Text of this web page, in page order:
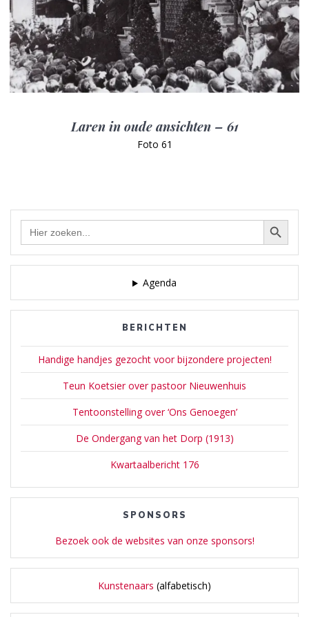
Laren in oude ansichten – 61
Foto 61
Zoek Zoekknop
Agenda
BERICHTEN
Handige handjes gezocht voor bijzondere projecten!
Teun Koetsier over pastoor Nieuwenhuis
Tentoonstelling over ‘Ons Genoegen’
De Ondergang van het Dorp (1913)
Kwartaalbericht 176
SPONSORS
Bezoek ook de websites van onze sponsors!
Kunstenaars (alfabetisch)